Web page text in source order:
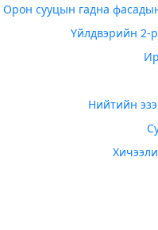
Орон сууцын гадна
Үйлдвэрийн 2-
Нийтийн